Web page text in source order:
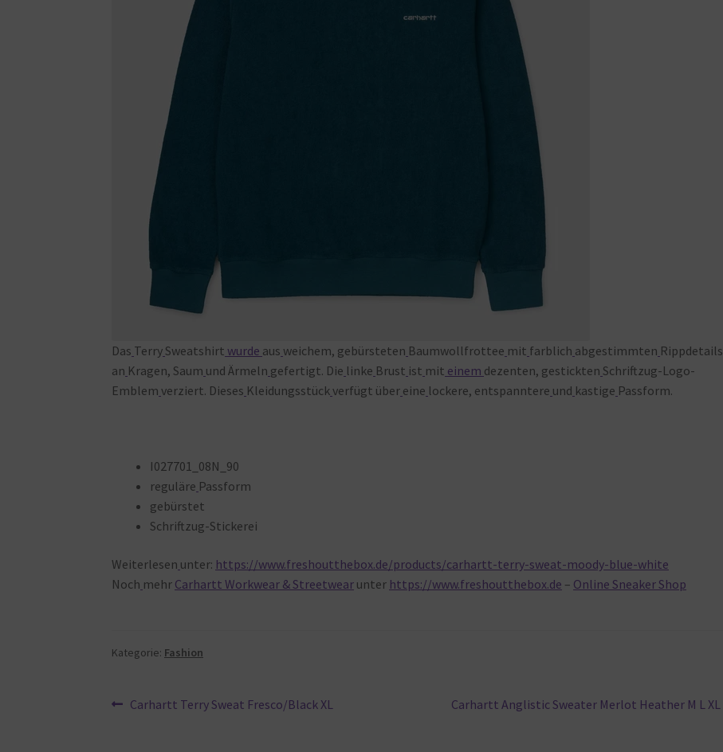
Das Terry Sweatshirt wurde aus weichem, gebürsteten Baumwollfrottee mit farblich abgestimmten Rippdetails
an Kragen, Saum und Ärmeln gefertigt. Die linke Brust ist mit einem dezenten, gestickten Schriftzug-Logo-
Emblem verziert. Dieses Kleidungsstück verfügt über eine lockere, entspanntere und kastige Passform.
I027701_08N_90
reguläre Passform
gebürstet
Schriftzug-Stickerei
Weiterlesen unter: https://www.freshoutthebox.de/products/carhartt-terry-sweat-moody-blue-white
Noch mehr Carhartt Workwear & Streetwear unter https://www.freshoutthebox.de – Online Sneaker Shop
Kategorie: Fashion
Beitragsnavigation
Vorheriger
Carhartt Terry Sweat Fresco/Black XL
Nächster
Carhartt Anglistic Sweater Merlot Heather M L XL